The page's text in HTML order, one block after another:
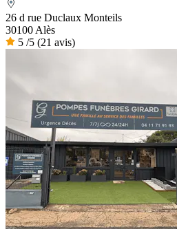
26 d rue Duclaux Monteils
30100 Alès
5 /5 (21 avis)